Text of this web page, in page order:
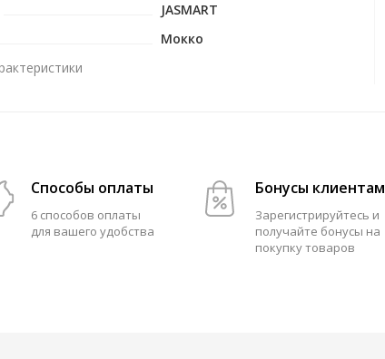
JASMART
Мокко
Способы оплаты
6 способов оплаты
для вашего удобства
Бонусы клиентам
Зарегистрируйтесь и
получайте бонусы на
покупку товаров